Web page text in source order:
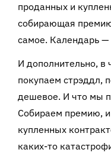
проданных и
собирающая
самое. Календарь —
И дополнительно, в
покупаем стрэддл,
дешевое. И что мы
Собираем премию,
купленных
каких-то